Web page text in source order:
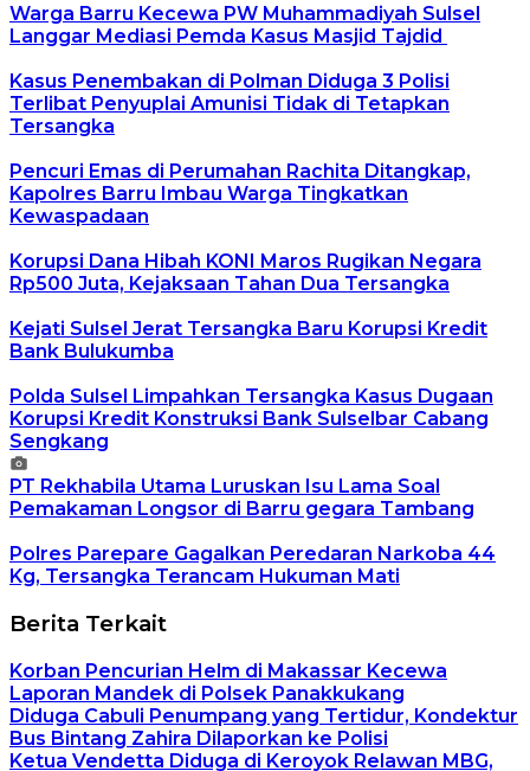
Warga Barru Kecewa PW Muhammadiyah Sulsel
Langgar Mediasi Pemda Kasus Masjid Tajdid
Kasus Penembakan di Polman Diduga 3 Polisi
Terlibat Penyuplai Amunisi Tidak di Tetapkan
Tersangka
Pencuri Emas di Perumahan Rachita Ditangkap,
Kapolres Barru Imbau Warga Tingkatkan
Kewaspadaan
Korupsi Dana Hibah KONI Maros Rugikan Negara
Rp500 Juta, Kejaksaan Tahan Dua Tersangka
Kejati Sulsel Jerat Tersangka Baru Korupsi Kredit
Bank Bulukumba
Polda Sulsel Limpahkan Tersangka Kasus Dugaan
Korupsi Kredit Konstruksi Bank Sulselbar Cabang
Sengkang
PT Rekhabila Utama Luruskan Isu Lama Soal
Pemakaman Longsor di Barru gegara Tambang
Polres Parepare Gagalkan Peredaran Narkoba 44
Kg, Tersangka Terancam Hukuman Mati
Berita Terkait
Korban Pencurian Helm di Makassar Kecewa
Laporan Mandek di Polsek Panakkukang
Diduga Cabuli Penumpang yang Tertidur, Kondektur
Bus Bintang Zahira Dilaporkan ke Polisi
Ketua Vendetta Diduga di Keroyok Relawan MBG,